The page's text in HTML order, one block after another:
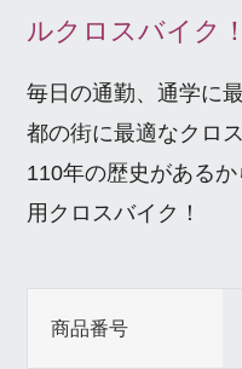
ルクロスバイク！
毎日の通勤、通学に
都の街に最適なクロ
110年の歴史がある
用クロスバイク！
商品番号